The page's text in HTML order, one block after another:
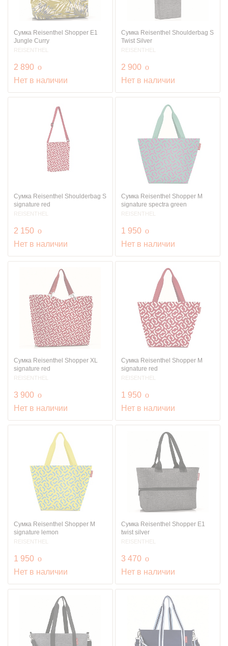
Сумка Reisenthel Shopper E1
Jungle Curry
REISENTHEL
2 890 руб.
o
Нет в наличии
Сумка Reisenthel Shoulderbag S
Twist Silver
REISENTHEL
2 900 руб.
o
Нет в наличии
Сумка Reisenthel Shoulderbag S
signature red
REISENTHEL
2 150 руб.
o
Нет в наличии
Сумка Reisenthel Shopper M
signature spectra green
REISENTHEL
1 950 руб.
o
Нет в наличии
Сумка Reisenthel Shopper XL
signature red
REISENTHEL
3 900 руб.
o
Нет в наличии
Сумка Reisenthel Shopper M
signature red
REISENTHEL
1 950 руб.
o
Нет в наличии
Сумка Reisenthel Shopper M
signature lemon
REISENTHEL
1 950 руб.
o
Нет в наличии
Сумка Reisenthel Shopper E1
twist silver
REISENTHEL
3 470 руб.
o
Нет в наличии